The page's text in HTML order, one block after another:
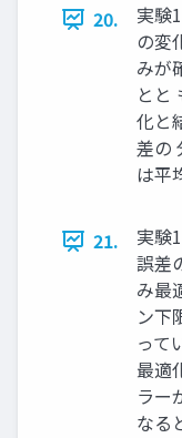
20.
実験
の変
みが
とと
化と
差の
は平
21.
実験
誤差
み最
ン下
って
最適
ラー
なる